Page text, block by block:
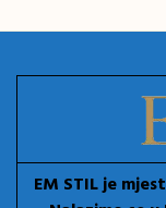
EM STIL je